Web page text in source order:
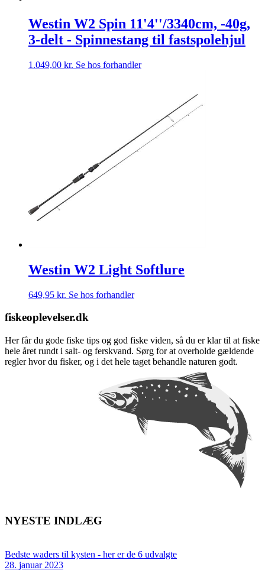
Westin W2 Spin 11'4''/3340cm, -40g,
3-delt - Spinnestang til fastspolehjul
1.049,00 kr. Se hos forhandler
Westin W2 Light Softlure
649,95 kr. Se hos forhandler
fiskeoplevelser.dk
Her får du gode fiske tips og god fiske viden, så du er klar til at fiske
hele året rundt i salt- og ferskvand. Sørg for at overholde gældende
regler hvor du fisker, og i det hele taget behandle naturen godt.
NYESTE INDLÆG
Bedste waders til kysten - her er de 6 udvalgte
28. januar 2023